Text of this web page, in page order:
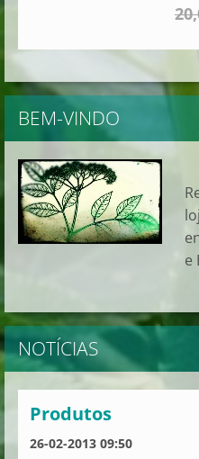
BEM-VINDO
e
NOTÍCIAS
Produtos
26-02-2013 09:50